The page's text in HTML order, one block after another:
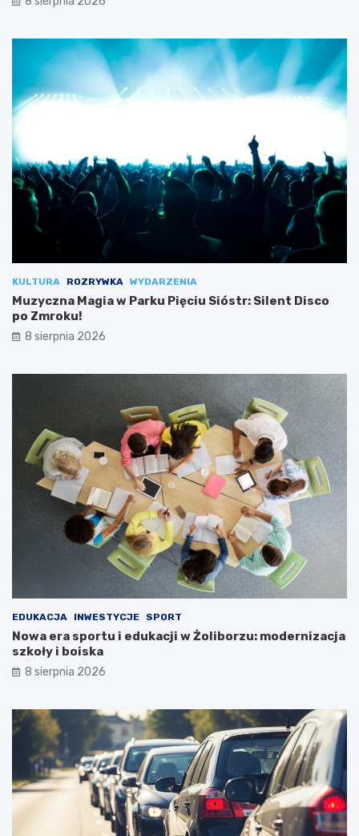
KULTURA ROZRYWKA WYDARZENIA
Muzyczna Magia w Parku Pięciu Sióstr: Silent Disco
po Zmroku!
8 sierpnia 2026
EDUKACJA INWESTYCJE SPORT
Nowa era sportu i edukacji w Żoliborzu: modernizacja
szkoły i boiska
8 sierpnia 2026